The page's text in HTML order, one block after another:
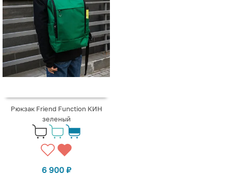
Рюкзак Friend Function КИН
зеленый
6 900 ₽